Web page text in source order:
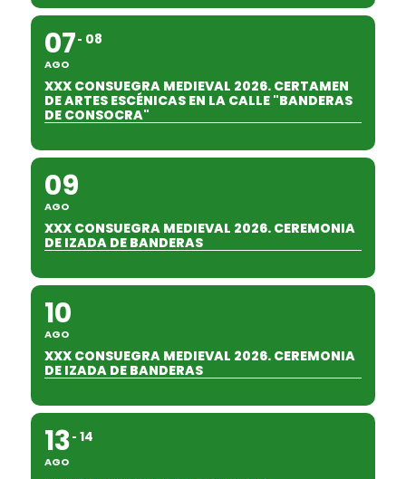
07
AGO
08
XXX CONSUEGRA MEDIEVAL 2026. CERTAMEN
DE ARTES ESCÉNICAS EN LA CALLE "BANDERAS
DE CONSOCRA"
09
AGO
XXX CONSUEGRA MEDIEVAL 2026. CEREMONIA
DE IZADA DE BANDERAS
10
AGO
XXX CONSUEGRA MEDIEVAL 2026. CEREMONIA
DE IZADA DE BANDERAS
13
AGO
14